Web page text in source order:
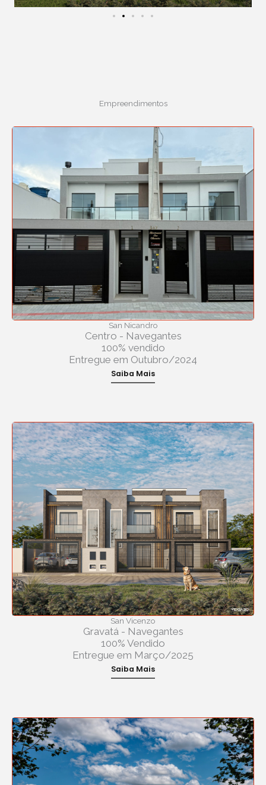
Empreendimentos
San Nicandro
Centro - Navegantes
100% vendido
Entregue em Outubro/2024
Saiba Mais
San Vicenzo
Gravatá - Navegantes
100% Vendido
Entregue em Março/2025
Saiba Mais